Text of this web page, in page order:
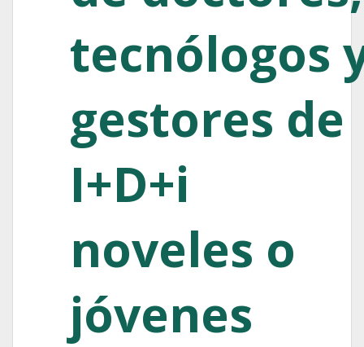
tecnólogos
gestores de
I+D+i
noveles o
jóvenes